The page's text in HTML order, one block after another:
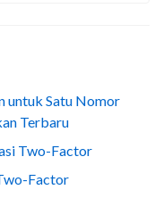
untuk Satu Nomor
Terbaru
Two-Factor
Factor